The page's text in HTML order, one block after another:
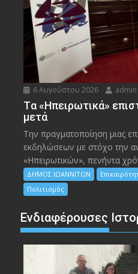
6 Αυγούστου 2026
Tα «Ηπειρωτικά»
μετά
Την πραγματοποίηση μιας
εκδηλώσεων με στόχο την
«Ηπειρωτικών», πενήντα
ΔΗΜΟΣ ΙΩΑΝΝΙΤΩΝ
Πολιτισμός
Ενδιαφέρουσες